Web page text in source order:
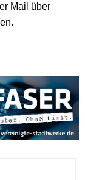
Mail über